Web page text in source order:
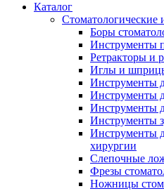
Каталог
Стоматологические
Боры
Инструменты
Ретракторы и
Иглы и
Инструменты
Инструменты
Инструменты
Инструменты
Инструменты
хирургии
Слепочные
Фрезы
Ножницы